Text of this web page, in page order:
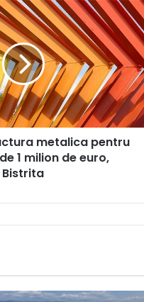
metalica pentru
1 milion de euro,
Bistrita